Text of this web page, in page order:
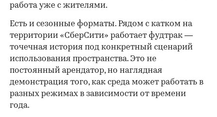
работа уже с жителями.
Есть и сезонные форматы. Рядом с катком на
территории «СберСити» работает фудтрак —
точечная история под конкретный сценарий
использования пространства. Это не
постоянный арендатор, но наглядная
демонстрация того, как среда может работать в
разных режимах в зависимости от времени
года.